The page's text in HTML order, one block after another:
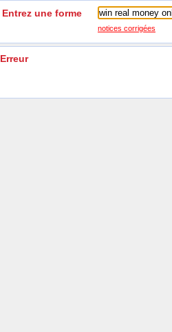
Entrez une forme
notices corrigées
Erreur